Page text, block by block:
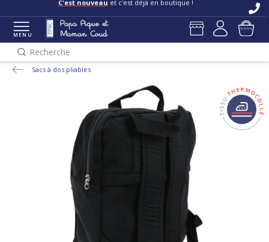
C'est nouveau et c'est déjà en boutique !
MENU
Recherche
Sacs à dos pliables